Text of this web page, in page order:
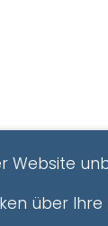
Website
über